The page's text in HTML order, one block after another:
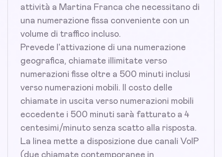
attività a Martina Franca che necessitano di
una numerazione fissa conveniente con un
volume di traffico incluso.
Prevede l'attivazione di una numerazione
geografica, chiamate illimitate verso
numerazioni fisse oltre a 500 minuti inclusi
verso numerazioni mobili. Il costo delle
chiamate in uscita verso numerazioni mobili
eccedente i 500 minuti sarà fatturato a 4
centesimi/minuto senza scatto alla risposta.
La linea mette a disposizione due canali VoIP
(due chiamate contemporanee in